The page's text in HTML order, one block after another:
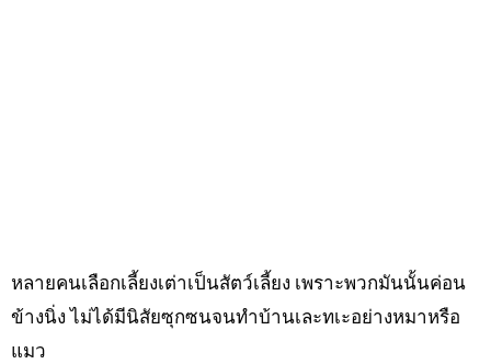
หลายคนเลือกเลี้ยงเต่าเป็นสัตว์เลี้ยง เพราะพวกมันนั้นค่อน
ข้างนิ่ง ไม่ได้มีนิสัยซุกซนจนทำบ้านเละทเะอย่างหมาหรือ
แมว